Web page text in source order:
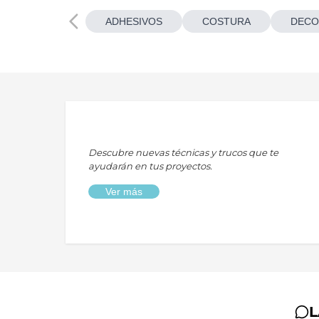
ADHESIVOS COSTURA
Descubre nuevas técnicas y trucos que te
ayudarán en tus proyectos.
Ver más